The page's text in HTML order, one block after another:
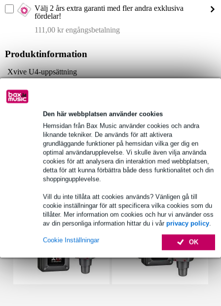
Den här webbplatsen använder cookies
Hemsidan från Bax Music använder cookies och andra
liknande tekniker. De används för att aktivera
grundläggande funktioner på hemsidan vilka ger dig en
optimal användarupplevelse. Vi skulle även vilja använda
cookies för att analysera din interaktion med webbplatsen,
detta för att kunna förbättra både dess funktionalitet och din
shoppingupplevelse.
Vill du inte tillåta att cookies används? Vänligen gå till
cookie inställningar för att specificera vilka cookies som du
tillåter. Mer information om cookies och hur vi använder oss
av din personliga information hittar du i vår privacy policy.
OK
Cookie Inställningar
Välj 2 års extra garanti med fler andra exklusiva
fördelar!
111,00 kr engångsbetalning
Produktinformation
Xvive U4-uppsättning
innehåll:
1 x U4T sändare
1 x U4R-mottagare
usb-kabel för laddning
Fullständiga specifikationer
Se även (4)